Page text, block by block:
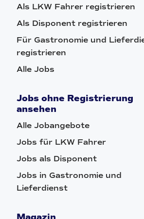
Als LKW Fahrer registrieren
Als Disponent registrieren
Für Gastronomie und
registrieren
Alle Jobs
Jobs ohne Registrierung
ansehen
Alle Jobangebote
Jobs für LKW Fahrer
Jobs als Disponent
Jobs in Gastronomie und
Lieferdienst